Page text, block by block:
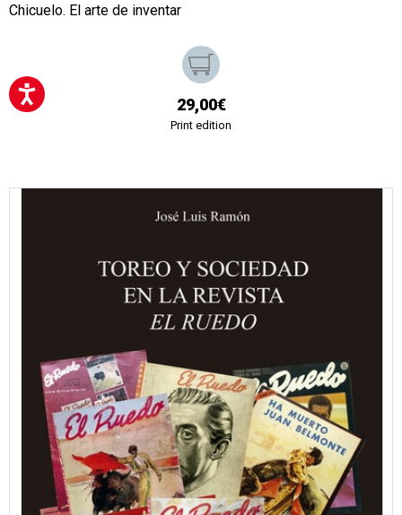
Chicuelo. El arte de inventar
29,00€
Print edition